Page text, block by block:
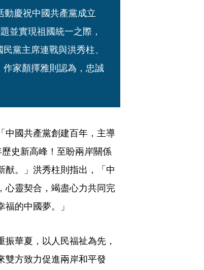
動慶祝中國共產黨成立
並實現祖國統一之際，
黨主席連戰與洪秀柱、
家顏擇雅則認為，忠誠
中國共產黨創建百年，主導
史新高峰！至盼兩岸關係
猷。」洪秀柱則指出，「中
心靈契合，竭盡心力共同完
的中國夢。」
華夏，以人民福祉為先，
雙方致力促進兩岸和平發